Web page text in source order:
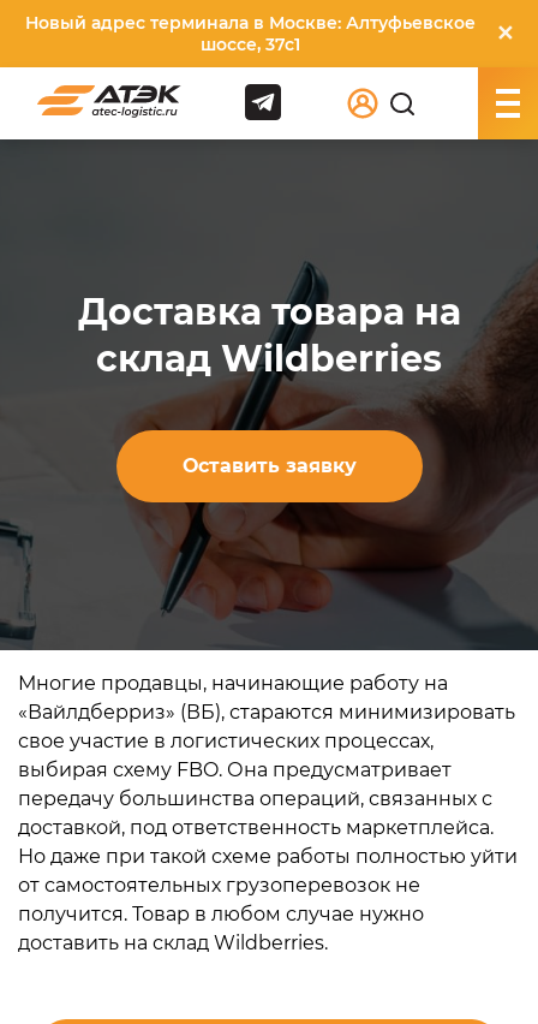
Новый адрес терминала в Москве: Алтуфьевское
шоссе, 37с1
✕
Доставка товара на
склад Wildberries
Оставить заявку
Многие продавцы, начинающие работу на
«Вайлдберриз» (ВБ), стараются минимизировать
свое участие в логистических процессах,
выбирая схему FBO. Она предусматривает
передачу большинства операций, связанных с
доставкой, под ответственность маркетплейса.
Но даже при такой схеме работы полностью уйти
от самостоятельных грузоперевозок не
получится. Товар в любом случае нужно
доставить на склад Wildberries.